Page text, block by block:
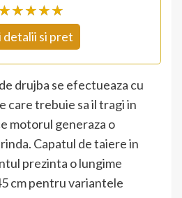
☆☆☆☆☆
★★★★★
detalii si pret
drujba se efectueaza cu
care trebuie sa il tragi in
motorul generaza o
Capatul de taiere in
prezinta o lungime
cm pentru variantele